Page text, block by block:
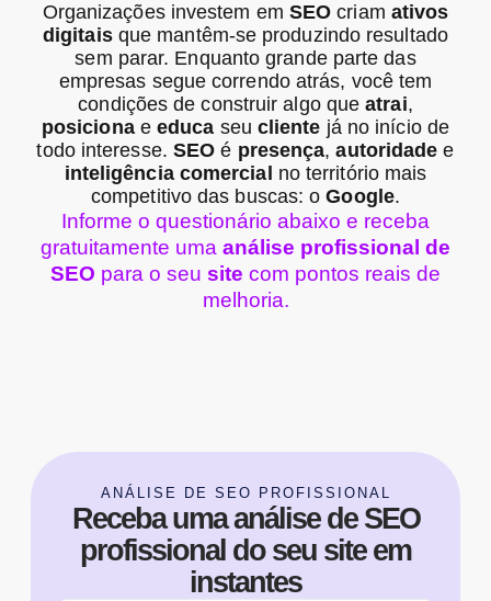
Organizações investem em SEO criam ativos
digitaisque mantêm-se produzindo resultado
sem parar. Enquanto grande parte das
empresas segue correndo atrás, você tem
condições de construir algo queatrai,
posicionaeeduca seu cliente já no início de
todo interesse. SEO é presença,autoridade e
inteligência comercial no território mais
competitivo das buscas: oGoogle.
Informe o questionário abaixo e receba
gratuitamente uma análise profissional de
SEO para o seu site com pontos reais de
melhoria.
ANÁLISE DE SEO PROFISSIONAL
Receba uma análise de SEO
profissional do seu site em
instantes